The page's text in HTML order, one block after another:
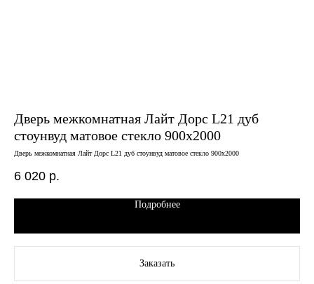
Дверь межкомнатная Лайт Дорс L21 дуб
стоунвуд матовое стекло 900х2000
Дверь межкомнатная Лайт Дорс L21 дуб стоунвуд матовое стекло 900х2000
6 020 р.
Подробнее
Заказать